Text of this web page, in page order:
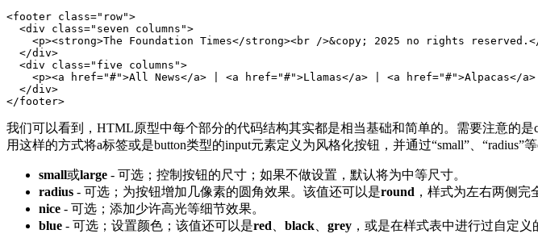
<footer class="row">
  <div class="seven columns">
<p><strong>The Foundation Times</strong><br />&copy; 2025 no rights
  </div>
  <div class="five columns">
<p><a href="#">All News</a> | <a href="#">Llamas</a> | <a href="#">Alpacas</
  </div>
</footer>
我们可以看到，HTML原型中每个部分的代码结构其实都是相当基础和简单的。需要注意的
用这样的方式将a标签或是button类型的input元素定义为风格化按钮，并通过“small”、“radius”
small或large - 可选；控制按钮的尺寸；如果不做设置，默认将为中等尺寸。
radius - 可选；为按钮增加几像素的圆角效果。该值还可以是round ，样式为左右两侧完
nice - 可选；添加少许高光等细节效果。
blue - 可选；设置颜色；该值还可以是red black grey ，或是在样式表中进行过自定义